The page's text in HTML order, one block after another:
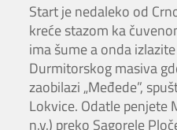
Start je nedaleko od
kreće stazom ka
ima šume a onda
Durmitorskog masiva
zaobilazi „Međede”,
Lokvice. Odatle penjete
n.v.) preko Sagorele